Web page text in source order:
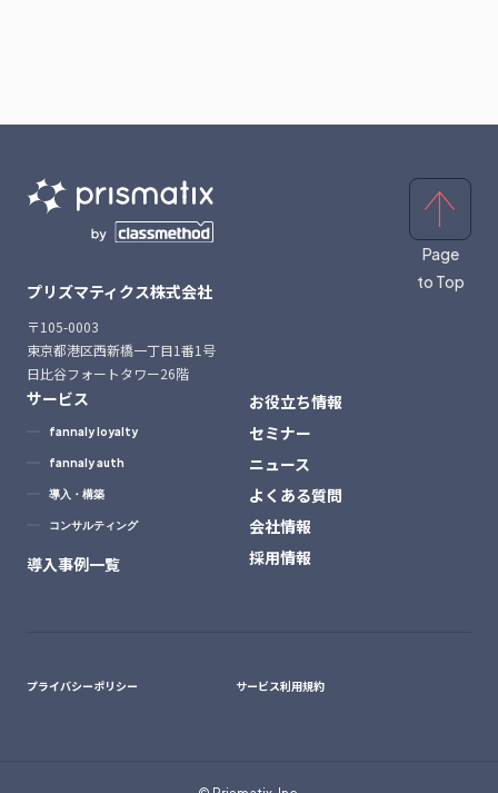
プリズマティクス株式会社
〒105-0003
東京都港区西新橋一丁目1番1号
日比谷フォートタワー26階
サービス
fannaly loyalty
fannaly auth
導入・構築
コンサルティング
導入事例一覧
お役立ち情報
セミナー
ニュース
よくある質問
会社情報
採用情報
プライバシーポリシー サービス利用規約
Page
to Top